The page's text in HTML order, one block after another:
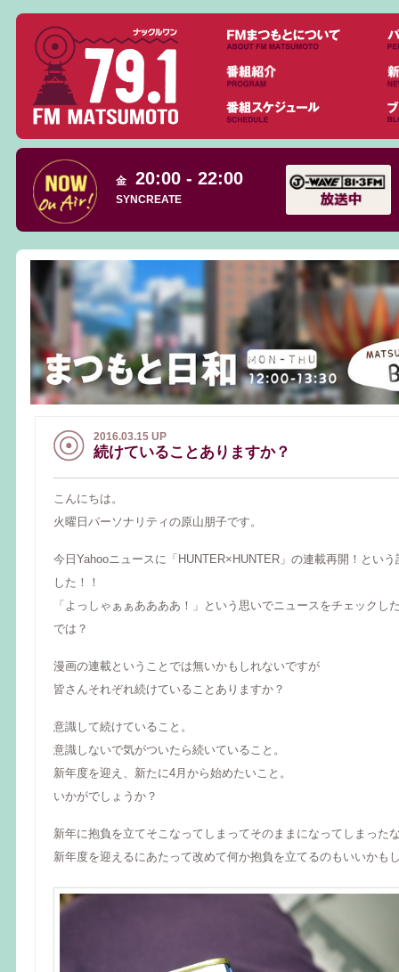
金 20:00 - 22:00
SYNCREATE
2016.03.15 UP
続けていることありますか？
こんにちは。
火曜日パーソナリティの原山朋子です。
今日Yahooニュースに「HUNTER×HUNTER」の連載再開！とい
した！！
「よっしゃぁぁああああ！」という思いでニュースをチェックし
では？
漫画の連載ということでは無いかもしれないですが
皆さんそれぞれ続けていることありますか？
意識して続けていること。
意識しないで気がついたら続いていること。
新年度を迎え、新たに4月から始めたいこと。
いかがでしょうか？
新年に抱負を立てそこなってしまってそのままになってしまった
新年度を迎えるにあたって改めて何か抱負を立てるのもいいかも